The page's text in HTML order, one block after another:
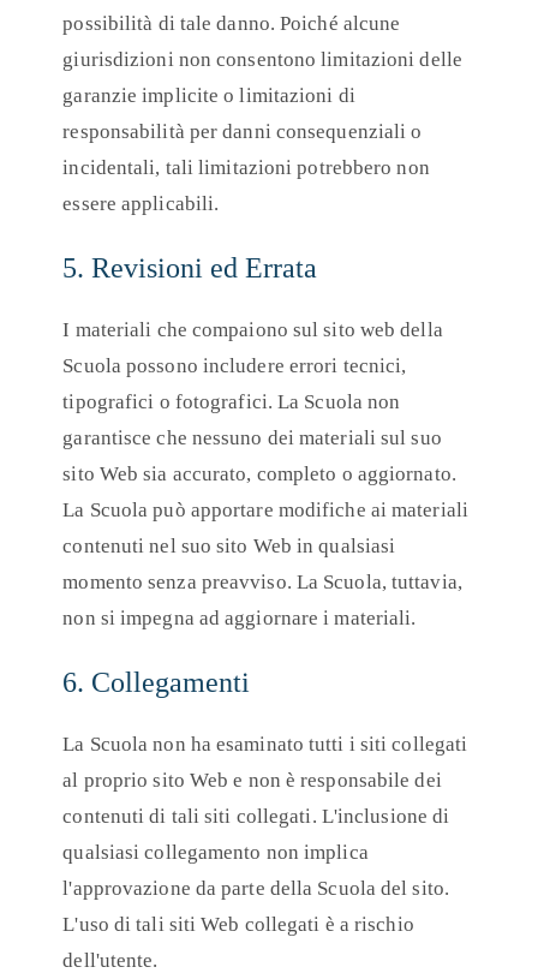
possibilità di tale danno. Poiché alcune
giurisdizioni non consentono limitazioni delle
garanzie implicite o limitazioni di
responsabilità per danni consequenziali o
incidentali, tali limitazioni potrebbero non
essere applicabili.
5. Revisioni ed Errata
I materiali che compaiono sul sito web della
Scuola possono includere errori tecnici,
tipografici o fotografici. La Scuola non
garantisce che nessuno dei materiali sul suo
sito Web sia accurato, completo o aggiornato.
La Scuola può apportare modifiche ai materiali
contenuti nel suo sito Web in qualsiasi
momento senza preavviso. La Scuola, tuttavia,
non si impegna ad aggiornare i materiali.
6. Collegamenti
La Scuola non ha esaminato tutti i siti collegati
al proprio sito Web e non è responsabile dei
contenuti di tali siti collegati. L'inclusione di
qualsiasi collegamento non implica
l'approvazione da parte della Scuola del sito.
L'uso di tali siti Web collegati è a rischio
dell'utente.